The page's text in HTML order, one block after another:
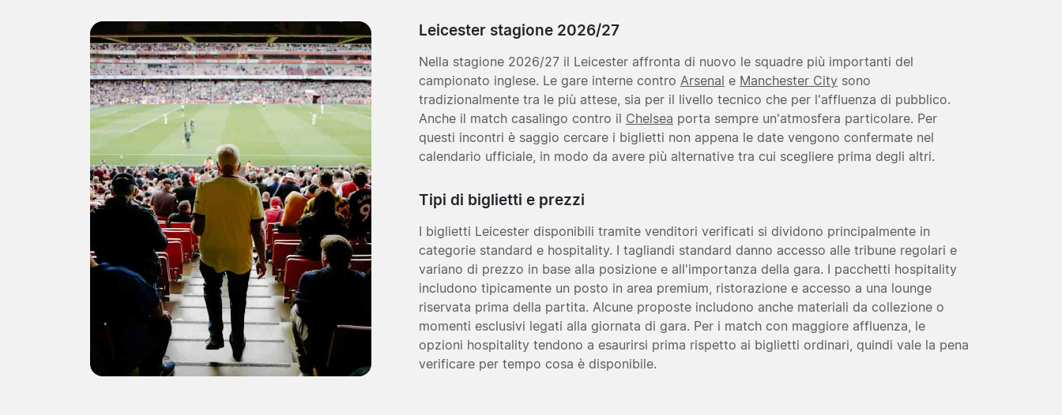
Leicester stagione 2026/27
Nella stagione 2026/27 il Leicester affronta di nuovo le squadre più importanti del
campionato inglese. Le gare interne contro Arsenal e Manchester City sono
tradizionalmente tra le più attese, sia per il livello tecnico che per l'affluenza di pubblico.
Anche il match casalingo contro il Chelsea porta sempre un'atmosfera particolare. Per
questi incontri è saggio cercare i biglietti non appena le date vengono confermate nel
calendario ufficiale, in modo da avere più alternative tra cui scegliere prima degli altri.
Tipi di biglietti e prezzi
I biglietti Leicester disponibili tramite venditori verificati si dividono principalmente in
categorie standard e hospitality. I tagliandi standard danno accesso alle tribune regolari e
variano di prezzo in base alla posizione e all'importanza della gara. I pacchetti hospitality
includono tipicamente un posto in area premium, ristorazione e accesso a una lounge
riservata prima della partita. Alcune proposte includono anche materiali da collezione o
momenti esclusivi legati alla giornata di gara. Per i match con maggiore affluenza, le
opzioni hospitality tendono a esaurirsi prima rispetto ai biglietti ordinari, quindi vale la pena
verificare per tempo cosa è disponibile.